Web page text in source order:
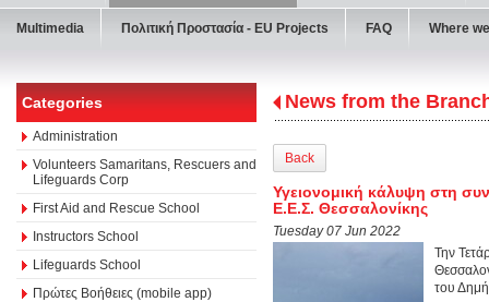
Multimedia Πολιτική Προστασία - ΕU Projects FAQ Where
Categories
Administration
Volunteers Samaritans, Rescuers and
Lifeguards Corp
First Aid and Rescue School
Instructors School
Lifeguards School
Πρώτες Βοήθειες (mobile app)
News from the
Back
Υγειονομική κάλυψη στη
Ε.Ε.Σ. Θεσσαλονίκης
Tuesday 07 Jun 2022
Την
του